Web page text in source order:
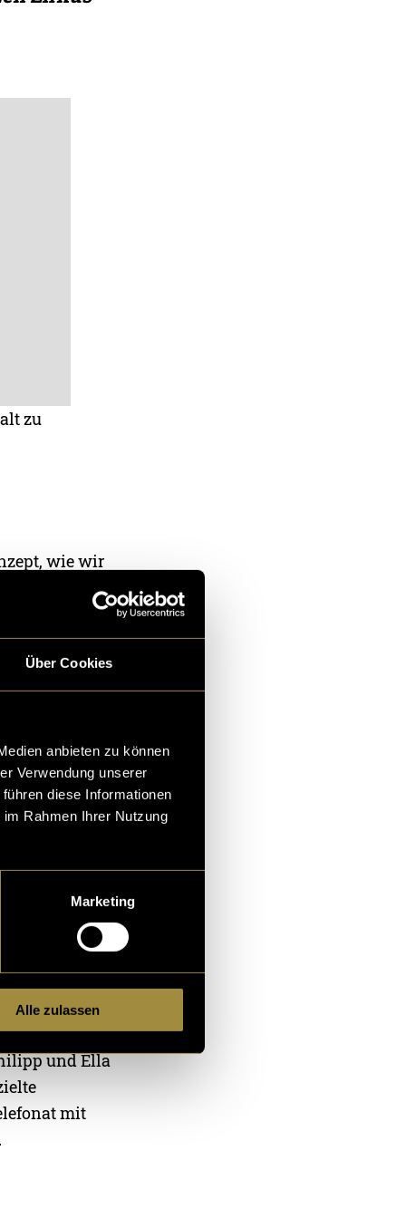
Über Cookies
anbieten zu können
Verwendung unserer
diese Informationen
Rahmen Ihrer Nutzung
Marketing
Alle zulassen
zu
wie wir
kleinen
und
und
und Ella
mit